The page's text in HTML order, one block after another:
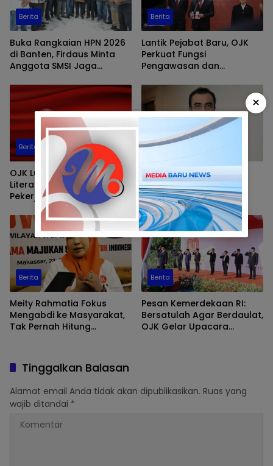
Berita
Buka Rangkaian HPN 2026
di Banten, Firdaus Minta
Anggota SMSI Jaga
Kejar Kecepatan Berita
Berita
Lantik Pejabat Baru, OJK
Perkuat Fungsi
Pengawasan dan
Berita
OJK Luncurkan Buku Saku
Literasi Keuangan untuk
Pekerja Migran: “PMI
Cerdas Finansial, Menuju
Indonesia Maju”
Berita
5 Pasal Kontroversi dan
Multitafsir RUU
Perampasan Aset
Berita
Meity Rahmatia Fokus
Mengabdi ke Masyarakat,
Tak Pernah Hitung
Berita
Pesan Kemerdekaan RI:
Bersatulah Agar Berdaulat,
OJK Gelar Upacara
Tinggalkan Balasan
Alamat email Anda tidak akan dipublikasikan. Ruas yang
wajib ditandai *
×